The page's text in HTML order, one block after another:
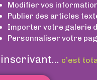
Modifier vos
Publier des articles
Importer votre galerie
Personnaliser votre
inscrivant... c’est